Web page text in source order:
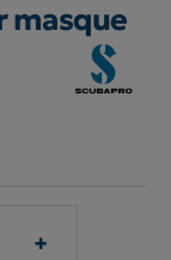
masque
+